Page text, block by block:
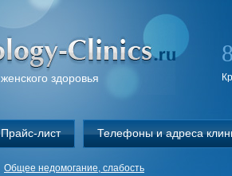
здоровья
Прайс-лист Телефоны и адреса
Общее недомогание, слабость